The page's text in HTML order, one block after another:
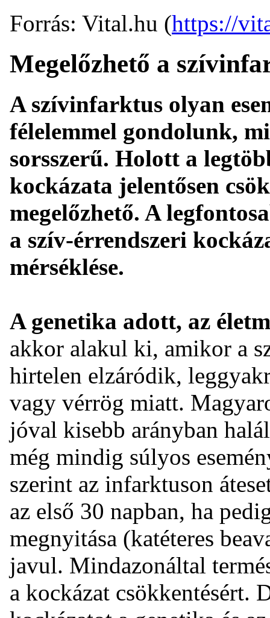
Forrás: Vital.hu (https://
Megelőzhető a
A szívinfarktus olyan
félelemmel gondolunk,
sorsszerű. Holott a
kockázata jelentősen
megelőzhető. A
a szív-érrendszeri
mérséklése.
A genetika adott, az
akkor alakul ki, amikor a
hirtelen elzáródik,
vagy vérrög miatt.
jóval kisebb arányban
még mindig súlyos
szerint az infarktuson
az első 30 napban, ha
megnyitása (katéteres
javul. Mindazonáltal
a kockázat csökkentésért.